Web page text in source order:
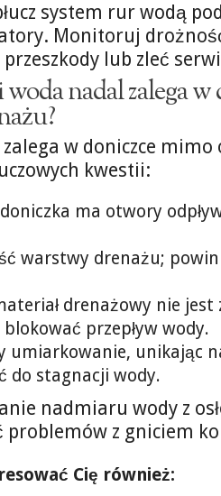
system rur wodą
Monitoruj
lub zleć
nadal zalega
w doniczce
kwestii:
ma otwory
warstwy drenażu;
drenażowy nie
blokować przepływ wody.
umiarkowanie, unikając
do stagnacji wody.
nadmiaru wody z
problemów z gniciem
Cię również: